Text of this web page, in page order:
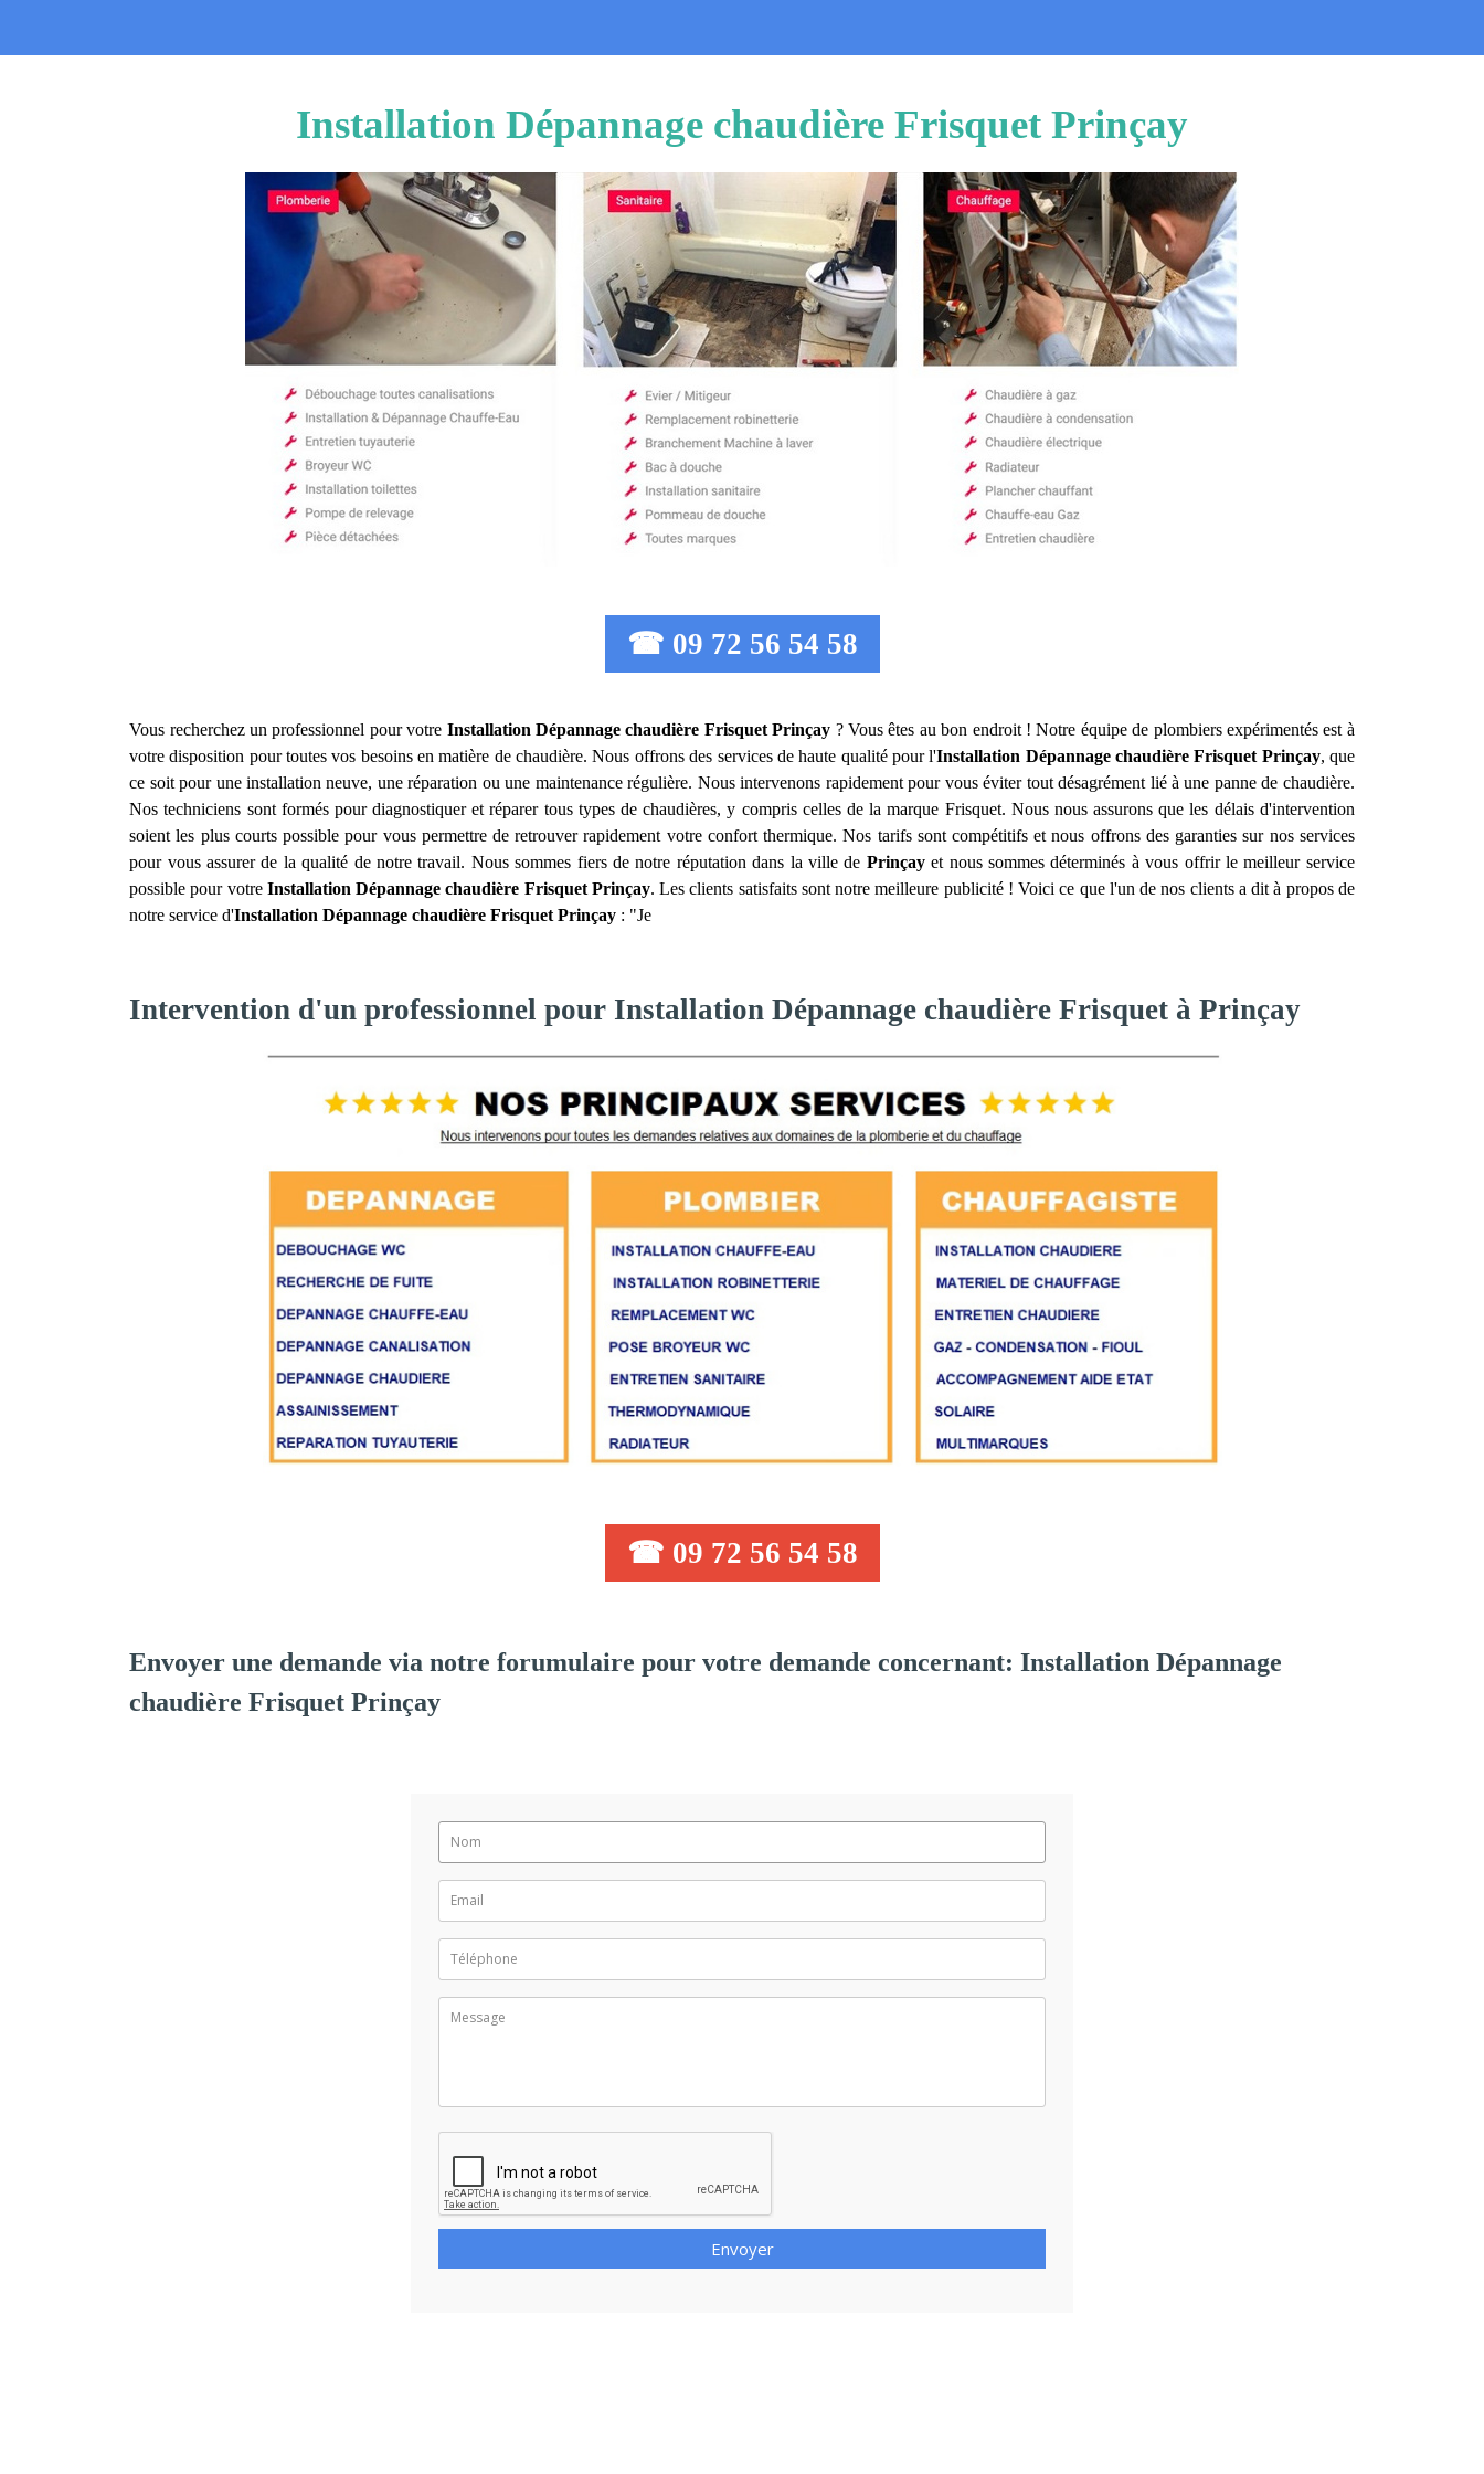
Installation Dépannage chaudière Frisquet Prinçay
☎ 09 72 56 54 58
Vous recherchez un professionnel pour votre Installation Dépannage chaudière Frisquet Prinçay ? Vous êtes au bon endroit ! Notre équipe de plombiers expérimentés est à
votre disposition pour toutes vos besoins en matière de chaudière. Nous offrons des services de haute qualité pour l'Installation Dépannage chaudière Frisquet Prinçay, que
ce soit pour une installation neuve, une réparation ou une maintenance régulière. Nous intervenons rapidement pour vous éviter tout désagrément lié à une panne de chaudière.
Nos techniciens sont formés pour diagnostiquer et réparer tous types de chaudières, y compris celles de la marque Frisquet. Nous nous assurons que les délais d'intervention
soient les plus courts possible pour vous permettre de retrouver rapidement votre confort thermique. Nos tarifs sont compétitifs et nous offrons des garanties sur nos services
pour vous assurer de la qualité de notre travail. Nous sommes fiers de notre réputation dans la ville de Prinçayet nous sommes déterminés à vous offrir le meilleur service
possible pour votre Installation Dépannage chaudière Frisquet Prinçay. Les clients satisfaits sont notre meilleure publicité ! Voici ce que l'un de nos clients a dit à propos de
notre service d'Installation Dépannage chaudière Frisquet Prinçay : "Je
Intervention d'un professionnel pour Installation Dépannage chaudière Frisquet à Prinçay
☎ 09 72 56 54 58
Envoyer une demande via notre forumulaire pour votre demande concernant: Installation Dépannage
chaudière Frisquet Prinçay
Envoyer